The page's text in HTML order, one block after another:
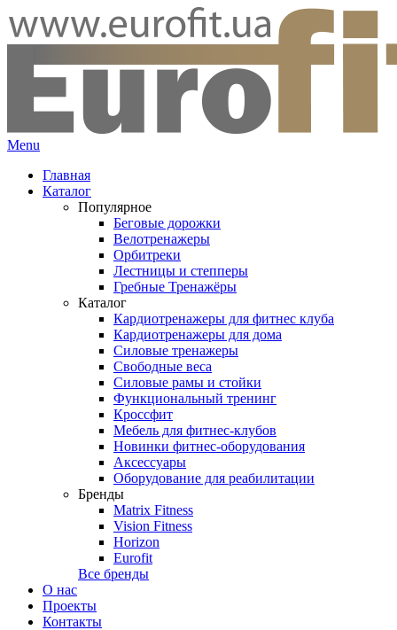
Menu
Главная
Каталог
Популярное
Беговые дорожки
Велотренажеры
Орбитреки
Лестницы и степперы
Гребные Тренажёры
Каталог
Кардиотренажеры для фитнес клуба
Кардиотренажеры для дома
Силовые тренажеры
Свободные веса
Силовые рамы и стойки
Функциональный тренинг
Кроссфит
Мебель для фитнес-клубов
Новинки фитнес-оборудования
Аксессуары
Оборудование для реабилитации
Бренды
Matrix Fitness
Vision Fitness
Horizon
Eurofit
Все бренды
О нас
Проекты
Контакты